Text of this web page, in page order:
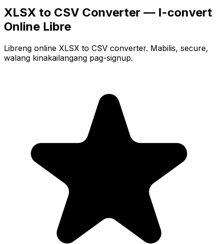
XLSX to CSV Converter — I-convert
Online Libre
Libreng online XLSX to CSV converter. Mabilis, secure,
walang kinakailangang pag-signup.